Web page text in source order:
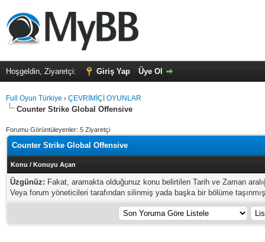
Hoşgeldin, Ziyaretçi: Giriş Yap Üye Ol
Full Oyun Türkiye › ÇEVRİMİÇİ OYUNLAR
Counter Strike Global Offensive
Forumu Görüntüleyenler: 5 Ziyaretçi
Counter Strike Global Offensive
Konu / Konuyu Açan
Üzgünüz: Fakat, aramakta olduğunuz konu belirtilen Tarih ve Zaman
Veya forum yöneticileri tarafından silinmiş yada başka bir bölüme